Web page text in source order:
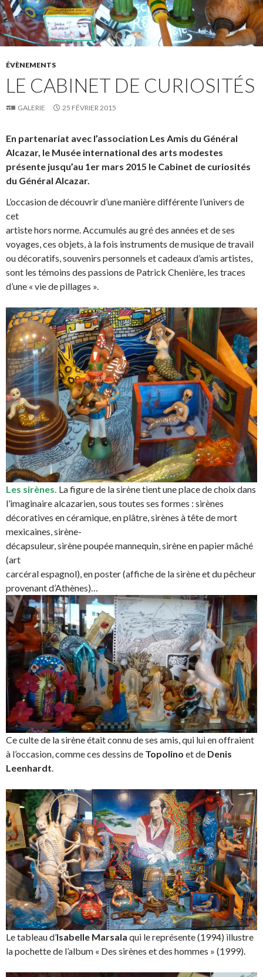
ÉVÈNEMENTS
LE CABINET DE CURIOSITÉS
GALERIE 25 FÉVRIER 2015
En partenariat avec l’association Les Amis du Général
Alcazar, le Musée international des arts modestes
présente jusqu’au 1er mars 2015 le Cabinet de curiosités
du Général Alcazar.
L’occasion de découvrir d’une manière différente l’univers de
cet
artiste hors norme. Accumulés au gré des années et de ses
voyages, ces objets, à la fois instruments de musique de travail
ou décoratifs, souvenirs personnels et cadeaux d’amis artistes,
sont les témoins des passions de Patrick Chenière, les traces
d’une « vie de pillages ».
Les sirènes. La figure de la sirène tient une place de choix dans
l’imaginaire alcazarien, sous toutes ses formes : sirènes
décoratives en céramique, en plâtre, sirènes à tête de mort
mexicaines, sirène-
décapsuleur, sirène poupée mannequin, sirène en papier mâché
(art
carcéral espagnol), en poster (affiche de la sirène et du pêcheur
provenant d’Athènes)…
Ce culte de la sirène était connu de ses amis, qui lui en offraient
à l’occasion, comme ces dessins de Topolino et de Denis
Leenhardt
Le tableau d’Isabelle Marsala qui le représente (1994) illustre
la pochette de l’album « Des sirènes et des hommes » (1999).